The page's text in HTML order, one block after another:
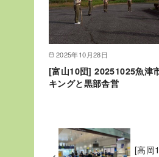
2025年10月28日
[富山10団] 20251025魚津
キングと黒部舎営
[高岡